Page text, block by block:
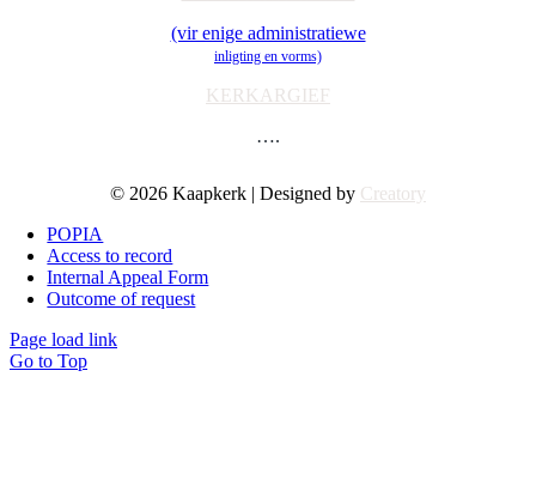
(vir enige administratiewe
inligting en vorms)
KERKARGIEF
….
© 2026 Kaapkerk | Designed by Creatory
POPIA
Access to record
Internal Appeal Form
Outcome of request
Page load link
Go to Top